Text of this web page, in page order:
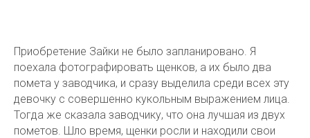
Приобретение Зайки не было запланировано. Я
поехала фотографировать щенков, а их было два
помета у заводчика, и сразу выделила среди всех эту
девочку с совершенно кукольным выражением лица.
Тогда же сказала заводчику, что она лучшая из двух
пометов. Шло время, щенки росли и находили свои